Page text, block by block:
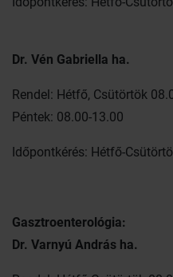
Dr. Vén Gabriella ha.
Rendel: Hétfő, Csütörtök
Péntek: 08.00-13.00
Időpontkérés: Hétfő-
Gasztroenterológia:
Dr. Varnyú András ha.